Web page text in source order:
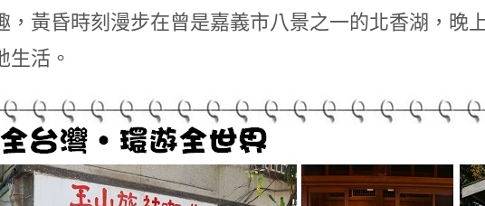
，黃昏時刻漫步在曾是嘉義市八景之一的北香湖，晚
生活。